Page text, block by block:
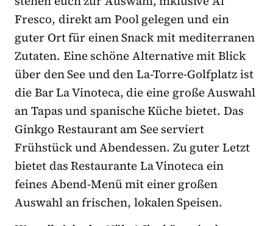
Fresco, direkt am Pool gelegen und ein
guter Ort für einen Snack mit mediterranen
Zutaten. Eine schöne Alternative mit Blick
über den See und den La-Torre-Golfplatz ist
die Bar La Vinoteca, die eine große Auswahl
an Tapas und spanische Küche bietet. Das
Ginkgo Restaurant am See serviert
Frühstück und Abendessen. Zu guter Letzt
bietet das Restaurante La Vinoteca ein
feines Abend-Menü mit einer großen
Auswahl an frischen, lokalen Speisen.